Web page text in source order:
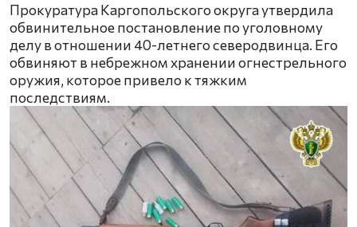
Прокуратура Каргопольского округа утвердила
обвинительное постановление по уголовному
делу в отношении 40-летнего северодвинца. Его
обвиняют в небрежном хранении огнестрельного
оружия, которое привело к тяжким
последствиям.